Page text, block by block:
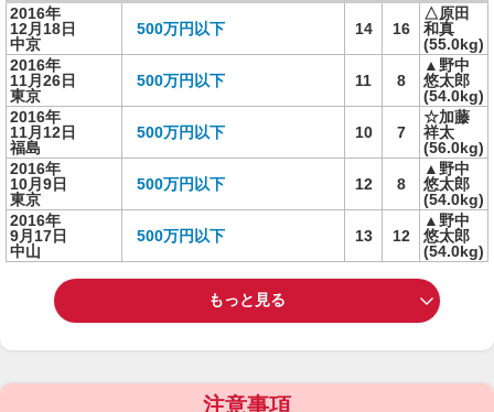
2016年
12月18日
中京
500万円以下 14 16
△原田
和真
(55.0kg)
2016年
11月26日
東京
500万円以下 11 8
▲野中
悠太郎
(54.0kg)
2016年
11月12日
福島
500万円以下 10 7
☆加藤
祥太
(56.0kg)
2016年
10月9日
東京
500万円以下 12 8
▲野中
悠太郎
(54.0kg)
2016年
9月17日
中山
500万円以下 13 12
▲野中
悠太郎
(54.0kg)
もっと見る
注意事項